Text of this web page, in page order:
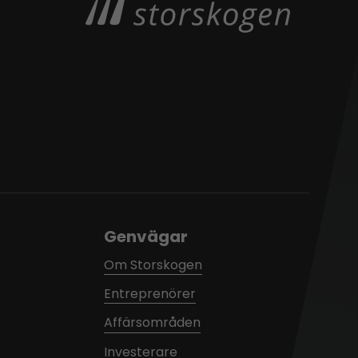
Genvägar
Om Storskogen
Entreprenörer
Affärsområden
Investerare